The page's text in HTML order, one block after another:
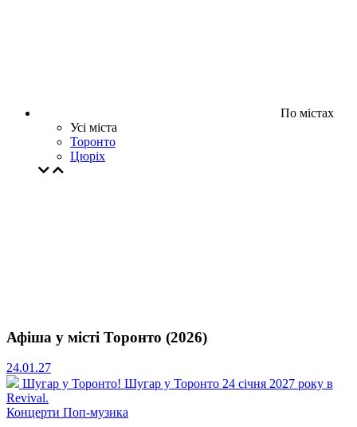
По містах
Усі міста
Торонто
Цюрiх
Афіша у місті Торонто (2026)
24.01.27
Шугар у Торонто! Шугар у Торонто 24 січня 2027 року в
Revival.
Концерти Поп-музика